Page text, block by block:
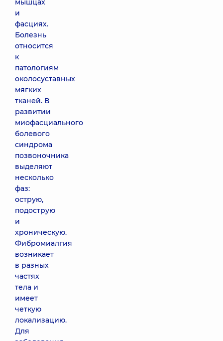
мышцах
и
фасциях.
Болезнь
относится
к
патологиям
околосуставных
мягких
тканей. В
развитии
миофасциального
болевого
синдрома
позвоночника
выделяют
несколько
фаз:
острую,
подострую
и
хроническую.
Фибромиалгия
возникает
в разных
частях
тела и
имеет
четкую
локализацию.
Для